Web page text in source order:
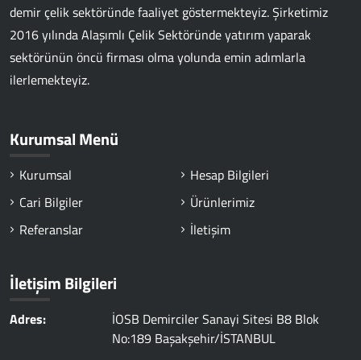
demir çelik sektöründe faaliyet göstermekteyiz. Şirketimiz
2016 yılında Alaşımlı Çelik Sektöründe yatırım yaparak
sektörünün öncü firması olma yolunda emin adımlarla
ilerlemekteyiz.
Kurumsal Menü
Kurumsal
Hesap Bilgileri
Cari Bilgiler
Ürünlerimiz
Referanslar
İletişim
İletişim Bilgileri
Adres:
İOSB Demirciler Sanayi Sitesi B8 Blok
No:189 Başakşehir/İSTANBUL